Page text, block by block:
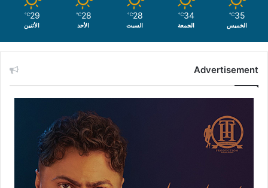
35
℃
الخميس
34
℃
الجمعة
28
℃
السبت
28
℃
الأحد
29
℃
الأثنين
Advertisement